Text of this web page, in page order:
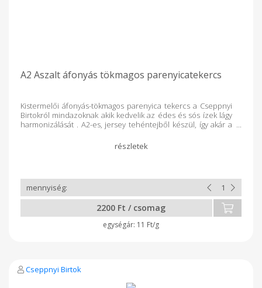
A2 Aszalt áfonyás tökmagos parenyicatekercs
Kistermelői áfonyás-tökmagos parenyica tekercs a Cseppnyi
Birtokról mindazoknak akik kedvelik az édes és sós ízek lágy
harmonizálását . A2-es, jersey tehéntejből készül, így akár a
Minden termékünk tartósítószer- és adalékanyagmentes!
Összetevők: pasztőrözött teljes tehéntej, 1,3 % tökmag, 1,3%
mondani.
2200 Ft / csomag
11 Ft/g
Cseppnyi Birtok